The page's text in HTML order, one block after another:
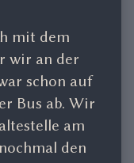
mit dem
wir an der
schon auf
Bus ab. Wir
am
den